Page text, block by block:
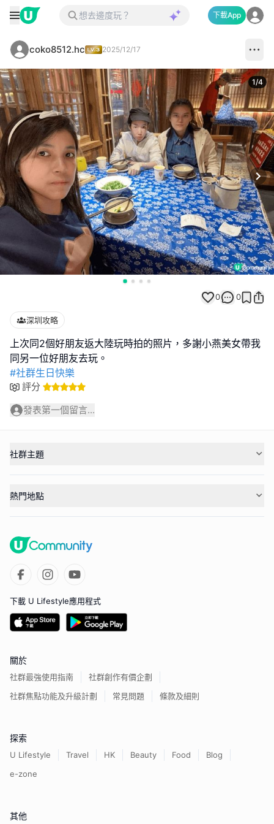
下載App
coko8512.hc 2025/12/17
1/4
0 0
深圳攻略
上次同2個好朋友返大陸玩時拍的照片，多謝小燕美女帶我
#社群生日快樂
評分
發表第一個留言...
社群主題
熱門地點
下載 U Lifestyle應用程式
關於
社群最強使用指南
社群創作有價企劃
社群焦點功能及升級計劃
常見問題 條款及細則
探索
U Lifestyle Travel HK Beauty Food
Blog
e-zone
其他